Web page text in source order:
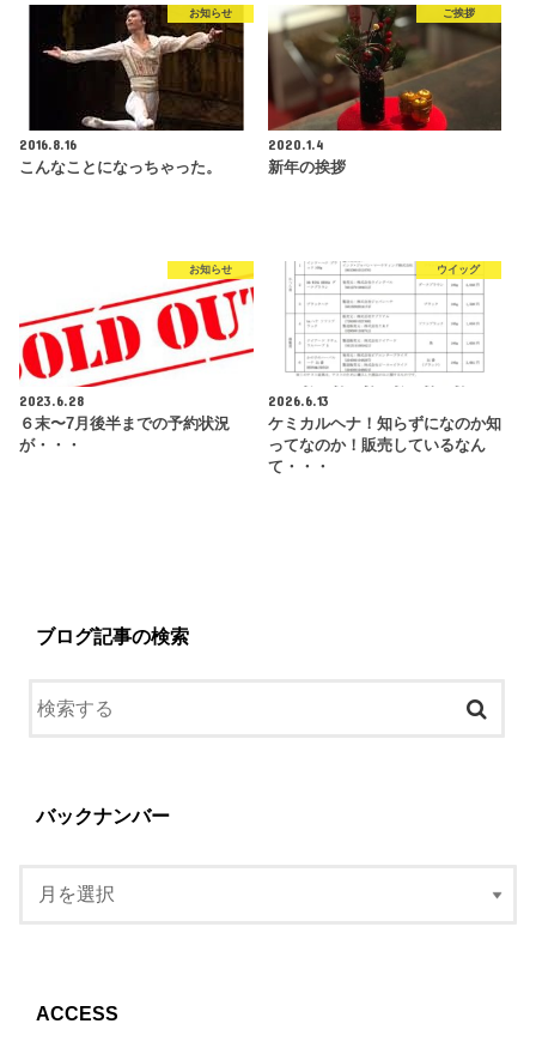
お知らせ
2016.8.16
こんなことになっちゃった。
ご挨拶
2020.1.4
新年の挨拶
お知らせ
2023.6.28
６末〜7月後半までの予約状況
が・・・
ウイッグ
2026.6.13
ケミカルヘナ！知らずになのか知
ってなのか！販売しているなん
て・・・
ブログ記事の検索
バックナンバー
ACCESS